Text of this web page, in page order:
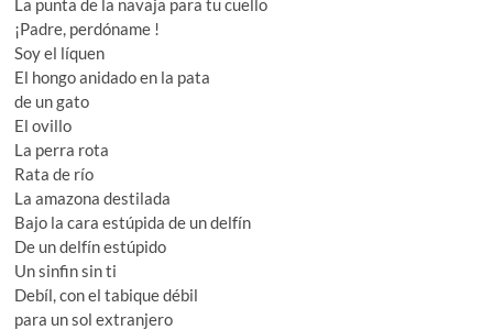
¡Padre, perdóname !
Soy el líquen
El hongo anidado en la pata
de un gato
El ovillo
La perra rota
Rata de río
La amazona destilada
Bajo la cara estúpida de un delfín
De un delfín estúpido
Un sinfin sin ti
Debíl, con el tabique débil
para un sol extranjero